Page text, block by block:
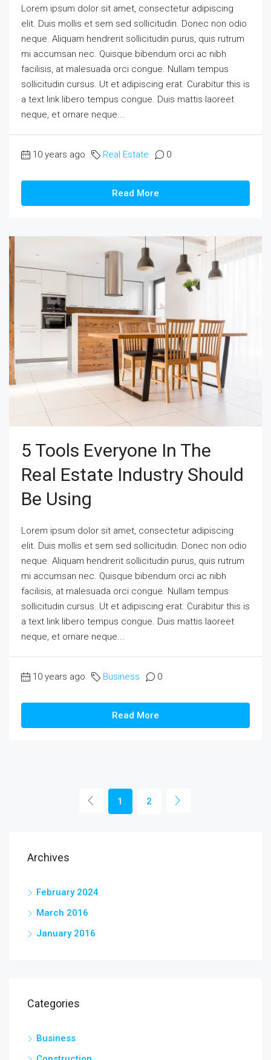
Lorem ipsum dolor sit amet, consectetur adipiscing
elit. Duis mollis et sem sed sollicitudin. Donec non odio
neque. Aliquam hendrerit sollicitudin purus, quis rutrum
mi accumsan nec. Quisque bibendum orci ac nibh
facilisis, at malesuada orci congue. Nullam tempus
sollicitudin cursus. Ut et adipiscing erat. Curabitur this is
a text link libero tempus congue. Duis mattis laoreet
neque, et ornare neque...
10 years ago Real Estate 0
Read More
5 Tools Everyone In The
Real Estate Industry Should
Be Using
Lorem ipsum dolor sit amet, consectetur adipiscing
elit. Duis mollis et sem sed sollicitudin. Donec non odio
neque. Aliquam hendrerit sollicitudin purus, quis rutrum
mi accumsan nec. Quisque bibendum orci ac nibh
facilisis, at malesuada orci congue. Nullam tempus
sollicitudin cursus. Ut et adipiscing erat. Curabitur this is
a text link libero tempus congue. Duis mattis laoreet
neque, et ornare neque...
10 years ago Business 0
Read More
1 2
Archives
February 2024
March 2016
January 2016
Categories
Business